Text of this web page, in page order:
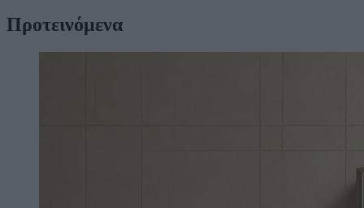
Προτεινόμενα